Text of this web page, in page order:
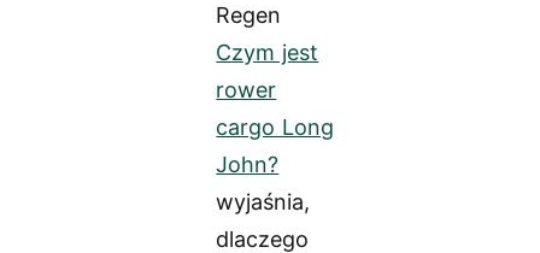
Regen
Czym jest
rower
cargo Long
John?
wyjaśnia,
dlaczego